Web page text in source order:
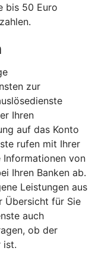
bis 50 Euro
zur
Ihren
auf das Konto
rufen mit Ihrer
Informationen von
Ihren Banken ab.
Leistungen aus
Übersicht für Sie
auch
ob der
ist.